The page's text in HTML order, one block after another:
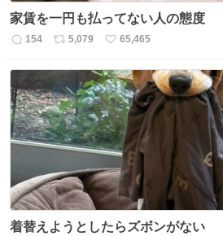
家賃を一円も払ってない人の態度
返
154
リ
ト
数
5,079
い
ね
数
65,465
着替えようとしたらズボンがない